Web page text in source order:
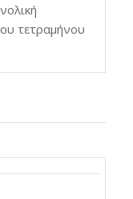
τετραμήνου